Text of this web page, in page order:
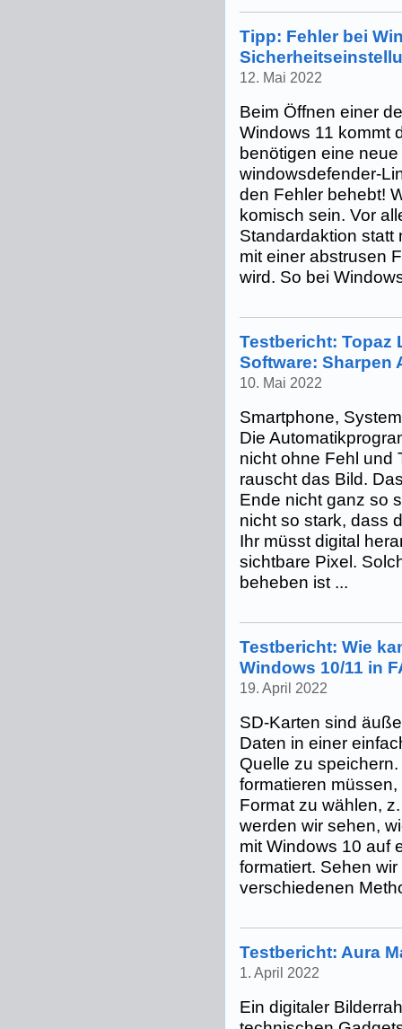
Tipp: Fehler bei
12. Mai 2022
Beim Öffnen einer
Windows 11 kommt
benötigen eine
windowsdefender-
den Fehler behebt!
komisch sein. Vor
Standardaktion statt
mit einer abstrusen
wird. So bei
Testbericht: Topaz
Software: Sharpen
10. Mai 2022
Smartphone,
Die
nicht ohne Fehl und
rauscht das Bild.
Ende nicht ganz so
nicht so stark, dass
Ihr müsst digital
sichtbare Pixel.
beheben ist ...
Testbericht: Wie
Windows 10/11 in
19. April 2022
SD-Karten sind
Daten in einer
Quelle zu
formatieren
Format zu wählen,
werden wir sehen,
mit Windows 10 auf
formatiert. Sehen
verschiedenen
Testbericht: Aura
1. April 2022
Ein digitaler